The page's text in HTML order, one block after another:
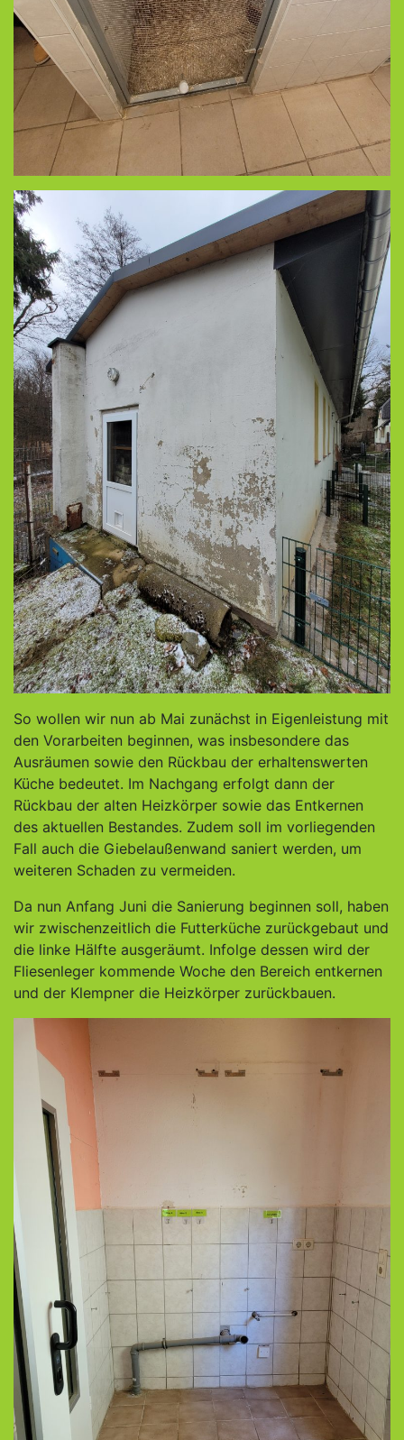
So wollen wir nun ab Mai zunächst in Eigenleistung mit
den Vorarbeiten beginnen, was insbesondere das
Ausräumen sowie den Rückbau der erhaltenswerten
Küche bedeutet. Im Nachgang erfolgt dann der
Rückbau der alten Heizkörper sowie das Entkernen
des aktuellen Bestandes. Zudem soll im vorliegenden
Fall auch die Giebelaußenwand saniert werden, um
weiteren Schaden zu vermeiden.
Da nun Anfang Juni die Sanierung beginnen soll, haben
wir zwischenzeitlich die Futterküche zurückgebaut und
die linke Hälfte ausgeräumt. Infolge dessen wird der
Fliesenleger kommende Woche den Bereich entkernen
und der Klempner die Heizkörper zurückbauen.